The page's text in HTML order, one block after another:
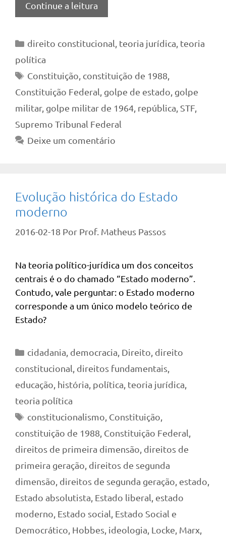
Continue a leitura
Categorias
direito constitucional, teoria jurídica, teoria
política
Tags
Constituição, constituição de 1988,
Constituição Federal, golpe de estado, golpe
militar, golpe militar de 1964, república, STF,
Supremo Tribunal Federal
Deixe um comentário
Evolução histórica do Estado
moderno
2016-02-18 Por Prof. Matheus Passos
Na teoria político-jurídica um dos conceitos
centrais é o do chamado “Estado moderno”.
Contudo, vale perguntar: o Estado moderno
corresponde a um único modelo teórico de
Estado?
Categorias
cidadania, democracia, Direito, direito
constitucional, direitos fundamentais,
educação, história, política, teoria jurídica,
teoria política
Tags
constitucionalismo, Constituição,
constituição de 1988, Constituição Federal,
direitos de primeira dimensão, direitos de
primeira geração, direitos de segunda
dimensão, direitos de segunda geração, estado,
Estado absolutista, Estado liberal, estado
moderno, Estado social, Estado Social e
Democrático, Hobbes, ideologia, Locke, Marx,